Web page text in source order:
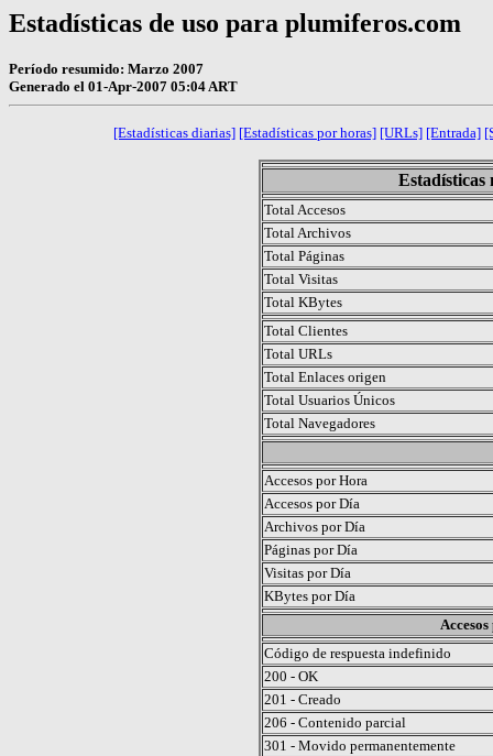
Estadísticas de uso para plumiferos.com
Período resumido: Marzo 2007
Generado el 01-Apr-2007 05:04 ART
[Estadísticas diarias] [Estadísticas por horas] [URLs] [Entrada]
Estadísticas
Total Accesos
Total Archivos
Total Páginas
Total Visitas
Total KBytes
Total Clientes
Total URLs
Total Enlaces origen
Total Usuarios Únicos
Total Navegadores
Accesos por Hora
Accesos por Día
Archivos por Día
Páginas por Día
Visitas por Día
KBytes por Día
Código de respuesta indefinido
200 - OK
201 - Creado
206 - Contenido parcial
301 - Movido permanentemente